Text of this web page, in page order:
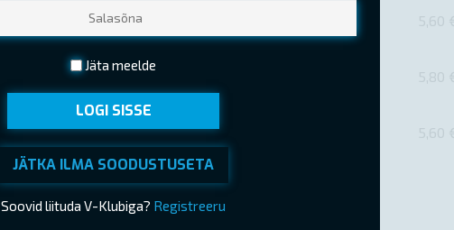
Jäta meelde
LOGI SISSE
JÄTKA ILMA SOODUSTUSETA
Soovid liituda V-Klubiga? Registreeru